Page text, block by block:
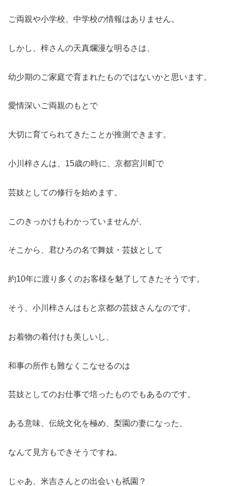
ご両親や小学校、中学校の情報はありません。
しかし、梓さんの天真爛漫な明るさは、
幼少期のご家庭で育まれたものではないかと思います。
愛情深いご両親のもとで
大切に育てられてきたことが推測できます。
小川梓さんは、15歳の時に、京都宮川町で
芸妓としての修行を始めます。
このきっかけもわかっていませんが、
そこから、君ひろの名で舞妓・芸妓として
約10年に渡り多くのお客様を魅了してきたそうです。
そう、小川梓さんはもと京都の芸妓さんなのです。
お着物の着付けも美しいし、
和事の所作も難なくこなせるのは
芸妓としてのお仕事で培ったものでもあるのです。
ある意味、伝統文化を極め、梨園の妻になった、
なんて見方もできそうですね。
じゃあ、米吉さんとの出会いも祇園？